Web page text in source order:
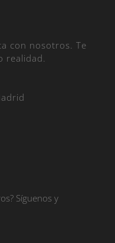
con nosotros. Te
realidad.
Síguenos y